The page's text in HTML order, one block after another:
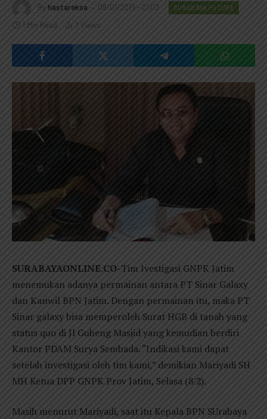
By hastareksa 08/01/2019 - 21:03 SURABAYA FUTURE
1 Min Read 7 Views
SURABAYAONLINE.CO-Tim Ivestigasi GNPK Jatim
menemukan adanya permainan antara PT Sinar Galaxy
dan Kanwil BPN Jatim. Dengan permainan itu, maka PT
Sinar galaxy bisa memperoleh Surat HGB di tanah yang
status quo di Jl Gubeng Masjid yang kemudian berdiri
Kantor PDAM Surya Sembada. “Indikasi kami dapat
setelah investigasi oleh tim kami,” demikian Mariyadi SH
MH Ketua DPP GNPK Prov Jatim, Selasa (8/2).
Masih menurut Mariyadi, saat itu Kepala BPN SUrabaya